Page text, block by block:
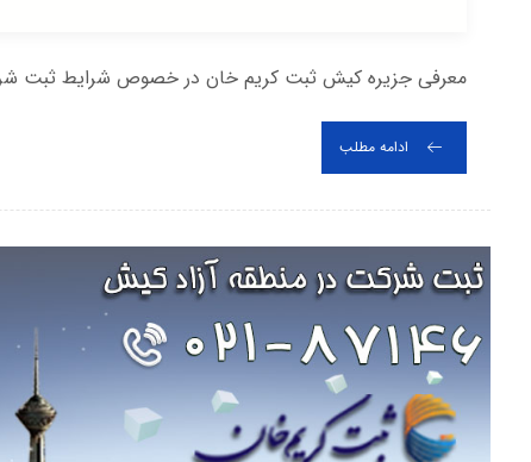
معرفی جزیره کیش ثبت کریم خان در خصوص شرایط ثبت
ادامه مطلب